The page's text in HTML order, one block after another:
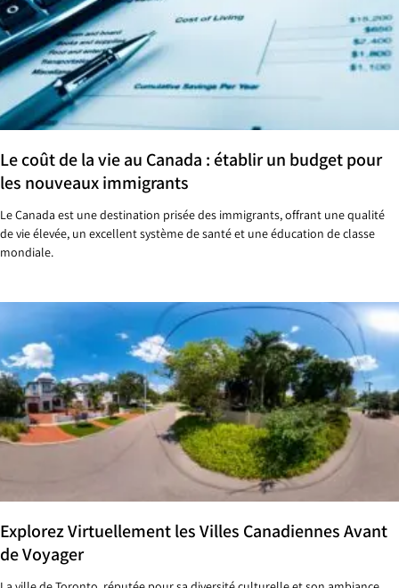
Le coût de la vie au Canada : établir un budget pour
les nouveaux immigrants
Le Canada est une destination prisée des immigrants, offrant une qualité
de vie élevée, un excellent système de santé et une éducation de classe
mondiale.
Explorez Virtuellement les Villes Canadiennes Avant
de Voyager